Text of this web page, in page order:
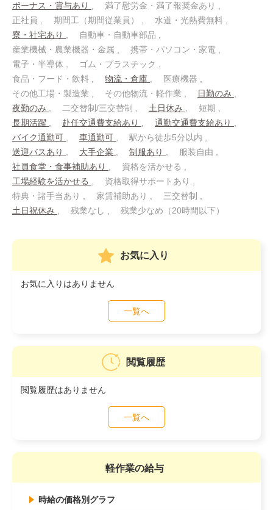
ボーナス・賞与あり
満了慰労金・満了報奨金あり
正社員
期間工（期間従業員）
水道・光熱費無料
寮・社宅あり
自動車・自動車部品
産業機械・農業機器・金属
携帯・パソコン・家電
電子・半導体
ゴム・プラスチック
食品・フード・飲料
物流・倉庫
医療機器
その他工場・製造業
その他物流・軽作業
日勤のみ
夜勤のみ
二交替制/三交替制 土日休み
短期
長期活躍
赴任交通費支給あり
通勤交通費支給あり
バイク通勤可
車通勤可
駅から徒歩5分以内
送迎バスあり
大手企業 制服あり
服装自由
社員食堂・食事補助あり
資格を活かせる
工場経験を活かせる
資格取得サポートあり
特典・諸手当あり
家賃補助あり
三交替制
土日祝休み
残業なし 残業少なめ（20時間以下）
お気に入り
お気に入りはありません
一覧へ
閲覧履歴
閲覧履歴はありません
一覧へ
軽作業の給与
時給の価格別グラフ